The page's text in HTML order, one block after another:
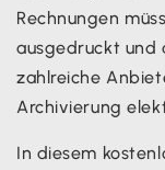
Rechnungen
ausgedruckt und
zahlreiche
Archivierung
In diesem